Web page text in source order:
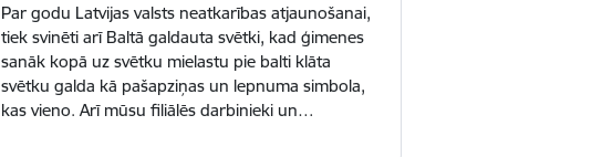
Par godu Latvijas valsts neatkarības atjaunošanai,
tiek svinēti arī Baltā galdauta svētki, kad ģimenes
sanāk kopā uz svētku mielastu pie balti klāta
svētku galda kā pašapziņas un lepnuma simbola,
kas vieno. Arī mūsu filiālēs darbinieki un…